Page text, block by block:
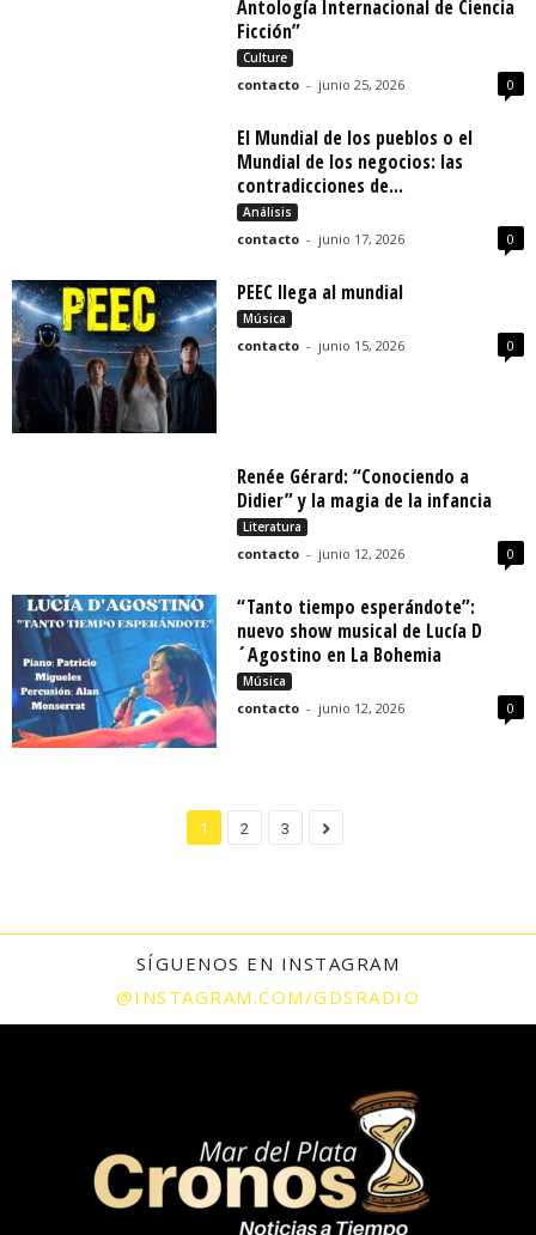
Antología Internacional de Ciencia
Ficción”
Culture
contacto - junio 25, 2026 0
El Mundial de los pueblos o el
Mundial de los negocios: las
contradicciones de...
Análisis
contacto - junio 17, 2026 0
PEEC llega al mundial
Música
contacto - junio 15, 2026 0
Renée Gérard: “Conociendo a
Didier” y la magia de la infancia
Literatura
contacto - junio 12, 2026 0
“Tanto tiempo esperándote”:
nuevo show musical de Lucía D
´Agostino en La Bohemia
Música
contacto - junio 12, 2026 0
1 2 3
SÍGUENOS EN INSTAGRAM
@INSTAGRAM.COM/GDSRADIO